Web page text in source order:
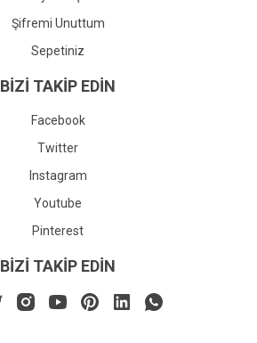
Şifremi Unuttum
Sepetiniz
BİZİ TAKİP EDİN
Facebook
Twitter
Instagram
Youtube
Pinterest
BİZİ TAKİP EDİN